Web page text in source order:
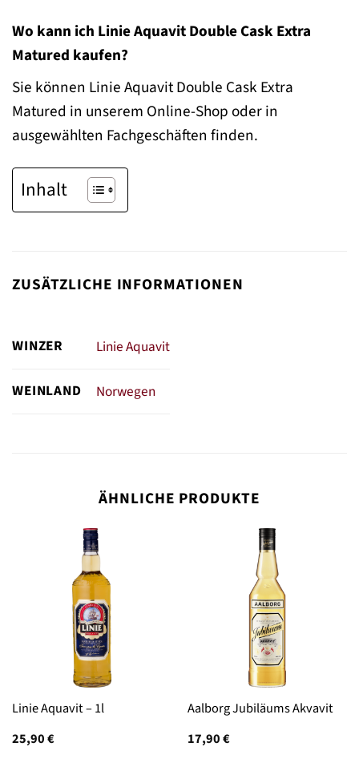
Wo kann ich Linie Aquavit Double Cask Extra
Matured kaufen?
Sie können Linie Aquavit Double Cask Extra
Matured in unserem Online-Shop oder in
ausgewählten Fachgeschäften finden.
Inhalt
ZUSÄTZLICHE INFORMATIONEN
WINZER Linie Aquavit
WEINLAND Norwegen
ÄHNLICHE PRODUKTE
Linie Aquavit – 1l
25,90€
Aalborg Jubiläums Akvavit
17,90€